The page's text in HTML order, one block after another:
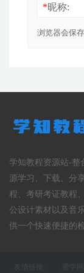
*昵称:
浏览器会保
学知教程资源站-整
源学习、下载、分
程、考研考证教程
公设计素材以及音
供一个快速便捷的
爱学